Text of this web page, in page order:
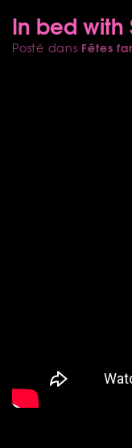
In bed with
Posté dans Fêtes